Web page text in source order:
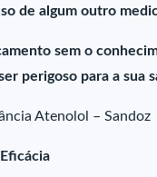
de algum outro
sem o
perigoso para a sua
Atenolol – Sandoz